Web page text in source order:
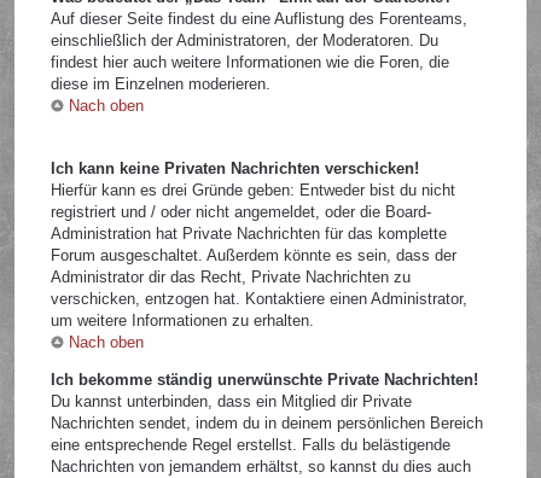
Auf dieser Seite findest du eine Auflistung des Forenteams,
einschließlich der Administratoren, der Moderatoren. Du
findest hier auch weitere Informationen wie die Foren, die
diese im Einzelnen moderieren.
Nach oben
Ich kann keine Privaten Nachrichten verschicken!
Hierfür kann es drei Gründe geben: Entweder bist du nicht
registriert und / oder nicht angemeldet, oder die Board-
Administration hat Private Nachrichten für das komplette
Forum ausgeschaltet. Außerdem könnte es sein, dass der
Administrator dir das Recht, Private Nachrichten zu
verschicken, entzogen hat. Kontaktiere einen Administrator,
um weitere Informationen zu erhalten.
Nach oben
Ich bekomme ständig unerwünschte Private Nachrichten!
Du kannst unterbinden, dass ein Mitglied dir Private
Nachrichten sendet, indem du in deinem persönlichen Bereich
eine entsprechende Regel erstellst. Falls du belästigende
Nachrichten von jemandem erhältst, so kannst du dies auch